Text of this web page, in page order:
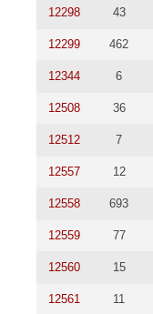
12298 43
12299 462
12344 6
12508 36
12512 7
12557 12
12558 693
12559 77
12560 15
12561 11